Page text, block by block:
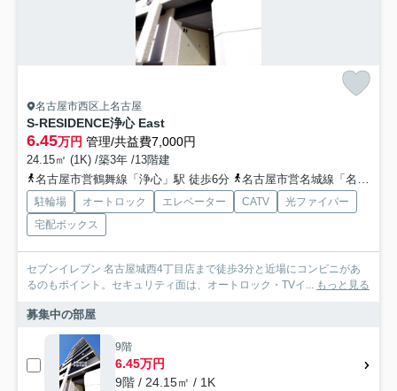
名古屋市西区上名古屋
S-RESIDENCE浄心 East
6.45万円 管理/共益費7,000円
24.15㎡ (1K) /築3年 /13階建
名古屋市営鶴舞線「浄心」駅 徒歩6分
名古屋市営名城線「名城公園」駅 徒歩15分
駐輪場 オートロック エレベーター CATV
光ファイバー
宅配ボックス
セブンイレブン 名古屋城西4丁目店まで徒歩3分と近場にコンビニがあ
るのもポイント。セキュリティ面は、オートロック・TVイ... もっと見る
募集中の部屋
9階
6.45万円
9階 / 24.15㎡ / 1K